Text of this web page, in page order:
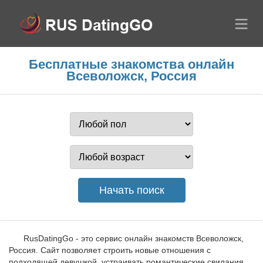
Бесплатные знакомства онлайн
Всеволожск, Россия
RusDatingGo - это сервис онлайн знакомств Всеволожск,
Россия. Сайт позволяет строить новые отношения с